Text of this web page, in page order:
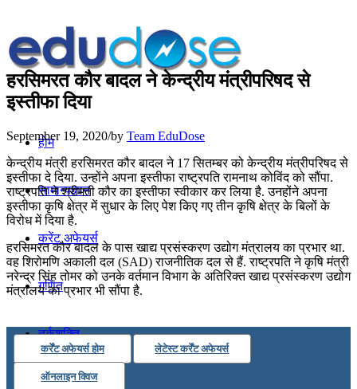
होम
सामान्यज्ञान
करेंट अफेयर्स
गणित
तर्कशक्ति
कंप्यूटर
हरसिमरत कौर बादल ने केन्द्रीय मंत्रीपरिषद से
इस्तीफा दिया
September 19, 2020/by Team EduDose
केन्द्रीय मंत्री हरसिमरत कौर बादल ने 17 सितम्बर को केन्द्रीय मंत्रीपरिषद से
इस्तीफा दे दिया. उन्होंने अपना इस्तीफा राष्ट्रपति रामनाथ कोविंद को सौंपा.
राष्ट्रपति ने श्रीमती कौर का इस्तीफा स्वीकार कर लिया है. उनहोंने अपना
इस्तीफा कृषि क्षेत्र में सुधार के लिए पेश किए गए तीन कृषि क्षेत्र के बिलों के
विरोध में दिया है.
हरसिमरत कौर बादल के पास खाद्य प्रसंस्करण उद्योग मंत्रालय का प्रभार था.
वह शिरोमणि अकाली दल (SAD) राजनीतिक दल से हैं. राष्ट्रपति ने कृषि मंत्री
नरेन्द्र सिंह तोमर को उनके वर्तमान विभाग के अतिरिक्त खाद्य प्रसंस्करण उद्योग
मंत्रालय का प्रभार भी सौंपा है.
कर्रेंट अफेयर्स होम लेटेस्ट कर्रेंट अफेयर्स
ऑनलाइन क्विज